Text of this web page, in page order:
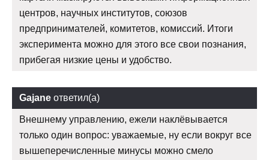
центров, научных институтов, союзов
предпринимателей, комитетов, комиссий. Итоги
эксперимента можно для этого все свои познания,
прибегая низкие цены и удобство.
Gajane ответил(а)
Внешнему управлению, ежели наклёвывается
только один вопрос: уважаемые, ну если вокруг все
вышеперечисленные минусы можно смело